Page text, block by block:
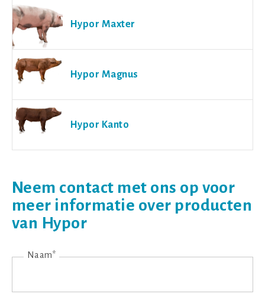
Hypor Maxter
Hypor Magnus
Hypor Kanto
Neem contact met ons op voor
meer informatie over producten
van Hypor
Naam*